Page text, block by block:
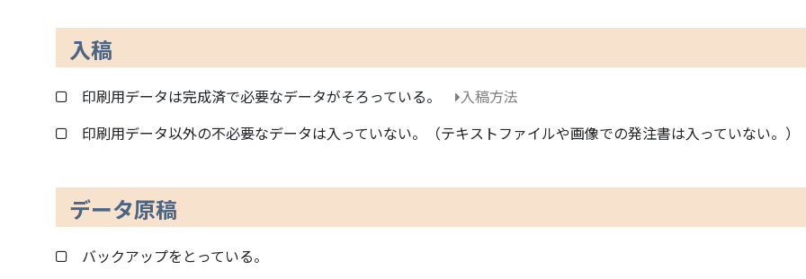
入稿
印刷用データは完成済で必要なデータがそろっている。
入稿方法
印刷用データ以外の不必要なデータは入っていない。（テキストファイルや画像での発注書は入っていない。）
データ原稿
バックアップをとっている。